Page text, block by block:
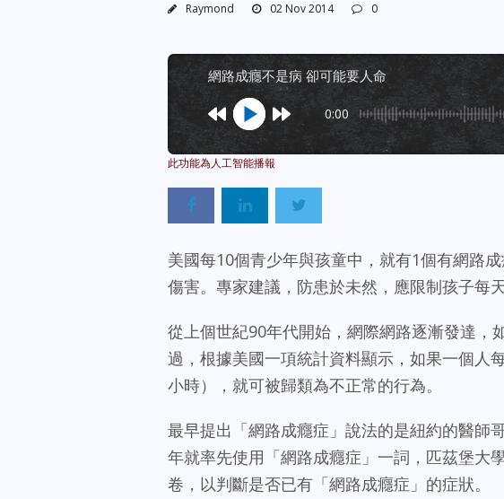
Raymond 02 Nov 2014 0
網路成癮不是病 卻可能要人命
0:00
美國每10個青少年與孩童中，就有1個有網路
傷害。 專家建議，防患於未然，應限制孩子每
從上個世紀90年代開始，網際網路逐漸發達，
過，根據美國一項統計資料顯示，如果一個人
小時），就可被歸類為不正常的行為。
最早提出「網路成癮症」說法的是紐約的醫
年就率先使用「網路成癮症」一詞，匹茲堡
卷，以判斷是否已有「網路成癮症」的症狀。